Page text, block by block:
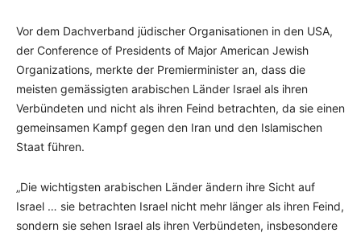
Vor dem Dachverband jüdischer Organisationen in den USA,
der Conference of Presidents of Major American Jewish
Organizations, merkte der Premierminister an, dass die
meisten gemässigten arabischen Länder Israel als ihren
Verbündeten und nicht als ihren Feind betrachten, da sie einen
gemeinsamen Kampf gegen den Iran und den Islamischen
Staat führen.
„Die wichtigsten arabischen Länder ändern ihre Sicht auf
Israel … sie betrachten Israel nicht mehr länger als ihren Feind,
sondern sie sehen Israel als ihren Verbündeten, insbesondere